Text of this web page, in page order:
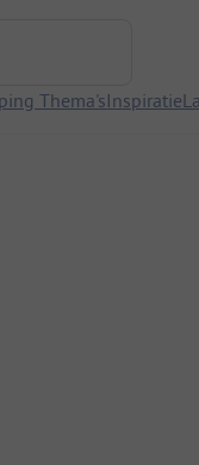
Thema'sInspiratie